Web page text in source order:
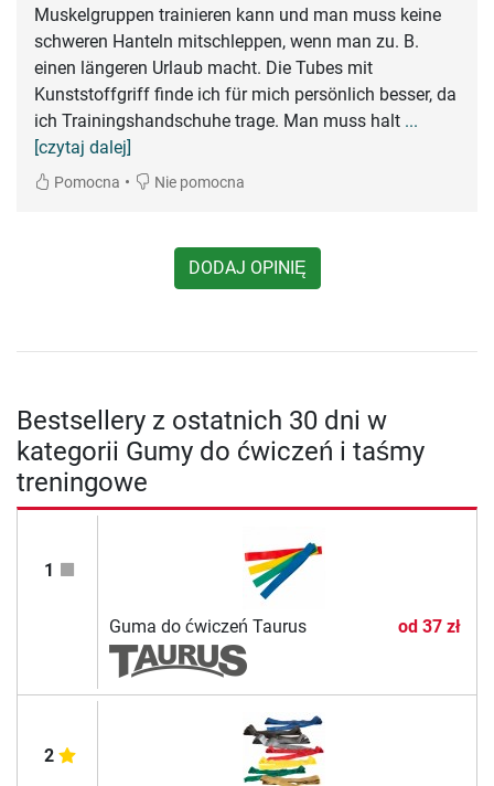
Muskelgruppen trainieren kann und man muss keine
schweren Hanteln mitschleppen, wenn man zu. B.
einen längeren Urlaub macht. Die Tubes mit
Kunststoffgriff finde ich für mich persönlich besser, da
ich Trainingshandschuhe trage. Man muss halt ...
[czytaj dalej]
Pomocna • Nie pomocna
DODAJ OPINIĘ
Bestsellery z ostatnich 30 dni w
kategorii Gumy do ćwiczeń i taśmy
treningowe
1
Guma do ćwiczeń Taurus od 37 zł
2